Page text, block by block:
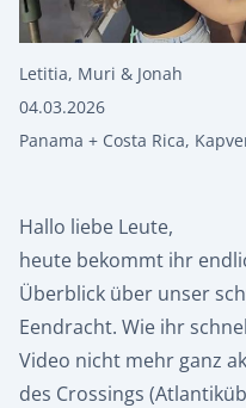
Letitia, Muri & Jonah
04.03.2026
Panama + Costa Rica,
Hallo liebe Leute,
heute bekommt ihr
Überblick über unser
Eendracht. Wie ihr
Video nicht mehr ganz
des Crossings